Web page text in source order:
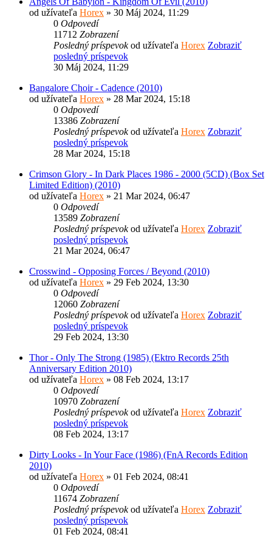
od užívateľa Horex » 30 Máj 2024, 11:29
0 Odpovedí
11712 Zobrazení
Posledný príspevokod užívateľa Horex Zobraziť
posledný príspevok
30 Máj 2024, 11:29
Bangalore Choir - Cadence (2010)
od užívateľa Horex » 28 Mar 2024, 15:18
0 Odpovedí
13386 Zobrazení
Posledný príspevokod užívateľa Horex Zobraziť
posledný príspevok
28 Mar 2024, 15:18
Crimson Glory - In Dark Places 1986 - 2000 (5CD) (Box Set
Limited Edition) (2010)
od užívateľa Horex » 21 Mar 2024, 06:47
0 Odpovedí
13589 Zobrazení
Posledný príspevokod užívateľa Horex Zobraziť
posledný príspevok
21 Mar 2024, 06:47
Crosswind - Opposing Forces / Beyond (2010)
od užívateľa Horex » 29 Feb 2024, 13:30
0 Odpovedí
12060 Zobrazení
Posledný príspevokod užívateľa Horex Zobraziť
posledný príspevok
29 Feb 2024, 13:30
Thor - Only The Strong (1985) (Ektro Records 25th
Anniversary Edition 2010)
od užívateľa Horex » 08 Feb 2024, 13:17
0 Odpovedí
10970 Zobrazení
Posledný príspevokod užívateľa Horex Zobraziť
posledný príspevok
08 Feb 2024, 13:17
Dirty Looks - In Your Face (1986) (FnA Records Edition
2010)
od užívateľa Horex » 01 Feb 2024, 08:41
0 Odpovedí
11674 Zobrazení
Posledný príspevokod užívateľa Horex Zobraziť
posledný príspevok
01 Feb 2024, 08:41